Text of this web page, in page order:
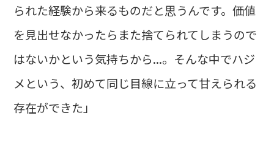
られた経験から来るものだと思うんです。価値
を見出せなかったらまた捨てられてしまうので
はないかという気持ちから...。そんな中でハジ
メという、初めて同じ目線に立って甘えられる
存在ができた」